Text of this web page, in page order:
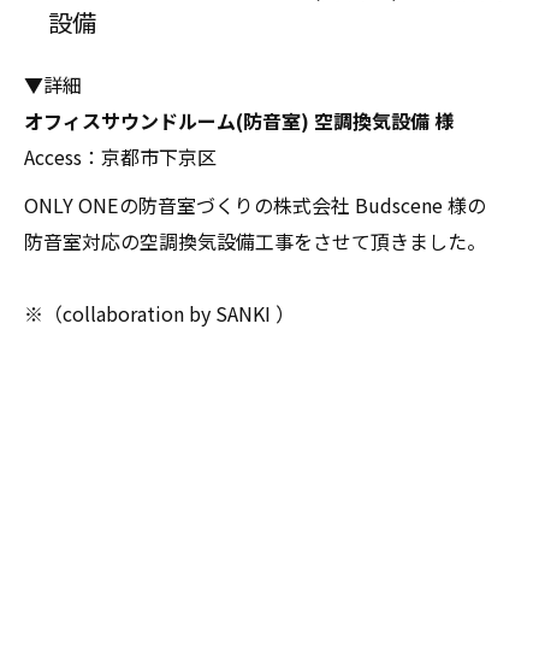
設備
▼詳細
オフィスサウンドルーム(防音室) 空調換気設備 様
Access：京都市下京区
ONLY ONEの防音室づくりの株式会社 Budscene 様の
防音室対応の空調換気設備工事をさせて頂きました。
※（collaboration by SANKI ）